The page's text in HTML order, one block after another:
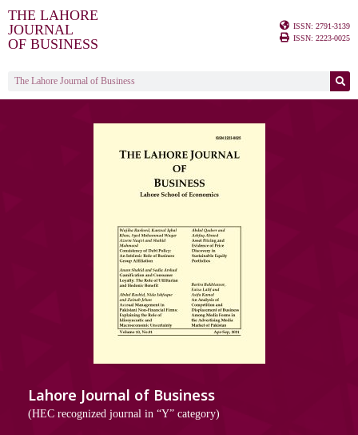
THE LAHORE
JOURNAL
OF BUSINESS
ISSN: 2791-3139
ISSN: 2223-0025
Lahore Journal of Business
(HEC recognized journal in “Y” category)